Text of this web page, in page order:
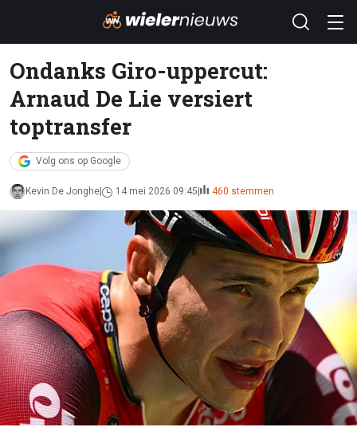
Ondanks Giro-uppercut:
Arnaud De Lie versiert
toptransfer
Volg ons op Google
Kevin De Jonghe 14 mei 2026 09:45 460 stemmen